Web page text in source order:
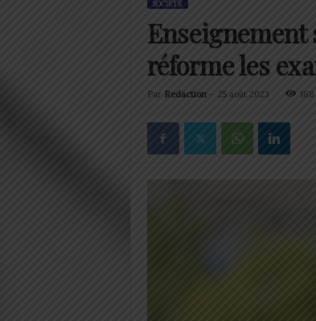
SOCIÉTÉ
réforme les
Par Redaction- 25 août 2023 188